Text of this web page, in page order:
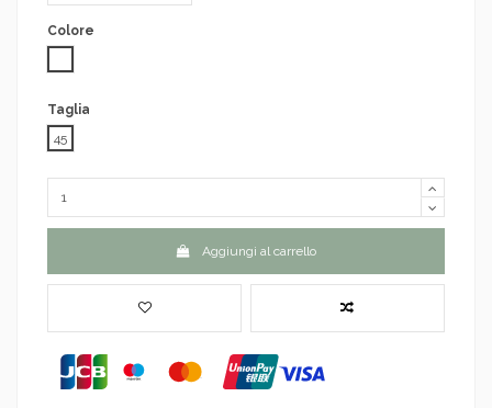
Colore
Taglia
45
Aggiungi al carrello